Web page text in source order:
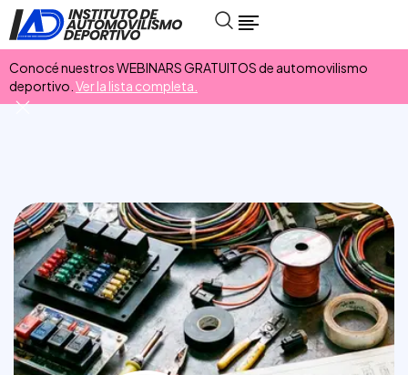
Conocé nuestros WEBINARS GRATUITOS de automovilismo
deportivo. Ver la lista completa.